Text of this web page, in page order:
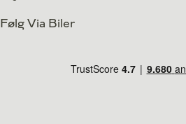
Følg Via Biler